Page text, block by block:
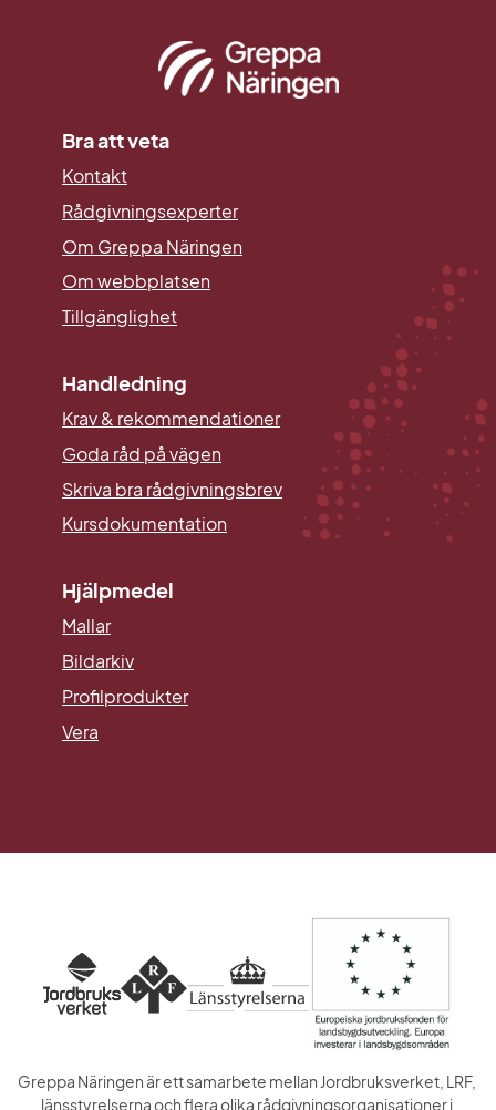
Bra att veta
Kontakt
Rådgivningsexperter
Om Greppa Näringen
Om webbplatsen
Tillgänglighet
Handledning
Krav & rekommendationer
Goda råd på vägen
Skriva bra rådgivningsbrev
Kursdokumentation
Hjälpmedel
Mallar
BildarkivLänk till annan webbplats.
Profilprodukter
Vera
Greppa Näringen är ett samarbete mellan Jordbruksverket, LRF,
länsstyrelserna och flera olika rådgivningsorganisationer i